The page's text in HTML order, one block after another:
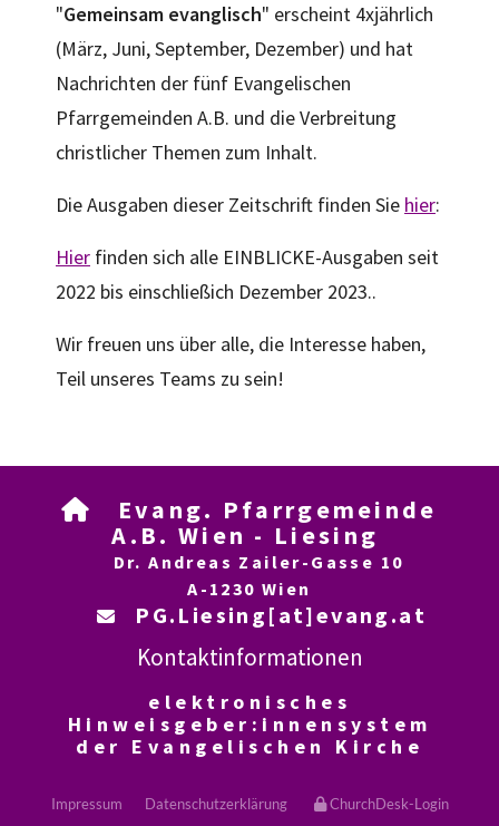
"Gemeinsam evanglisch" erscheint 4xjährlich
(März, Juni, September, Dezember) und hat
Nachrichten der fünf Evangelischen
Pfarrgemeinden A.B. und die Verbreitung
christlicher Themen zum Inhalt.
Die Ausgaben dieser Zeitschrift finden Sie hier:
Hier finden sich alle EINBLICKE-Ausgaben seit
2022 bis einschließich Dezember 2023..
Wir freuen uns über alle, die Interesse haben,
Teil unseres Teams zu sein!

Evang. Pfarrgemeinde
A.B. Wien - Liesing
Dr. Andreas Zailer-Gasse 10
A-1230 Wien
 PG.Liesing[at]evang.at
Kontaktinformationen
elektronisches
Hinweisgeber:innensystem
der Evangelischen Kirche
Impressum Datenschutzerklärung ChurchDesk-Login